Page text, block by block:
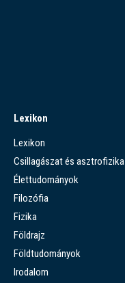
Lexikon
Lexikon
Csillagászat és asztrofizika
Élettudományok
Filozófia
Fizika
Földrajz
Földtudományok
Irodalom